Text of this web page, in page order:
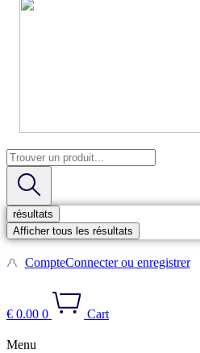
Search
...
résultats
Afficher tous les résultats
CompteConnecter ou enregistrer
€ 0.00 0 Cart
Menu